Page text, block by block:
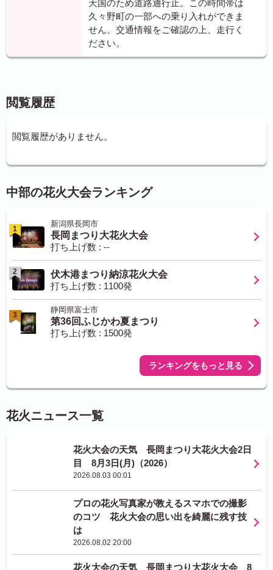
天国のため道路通行止。この時間帯は
久々野町の一部への乗り入れができま
せん。交通情報をご確認の上、走行く
ださい。
閲覧履歴
閲覧履歴がありません。
中部の花火大会ランキング
1
新潟県長岡市
長岡まつり大花火大会
打ち上げ数 : --
2
伏木港まつり納涼花火大会
打ち上げ数 : 1100発
3
静岡県富士市
第36回ふじかわ夏まつり
打ち上げ数 : 1500発
ランキングをもっと見る
花火ニュース一覧
花火大会の天気 長岡まつり大花火大会2日
目 8月3日(月)（2026）
2026.08.03 00:01
プロの花火写真家が教えるスマホでの撮影
のコツ 花火大会の思い出を綺麗に残す技
は
2026.08.02 20:00
花火大会の天気 長岡まつり大花火大会 8